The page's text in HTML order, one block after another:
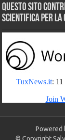
Questo sito
scientifica per la